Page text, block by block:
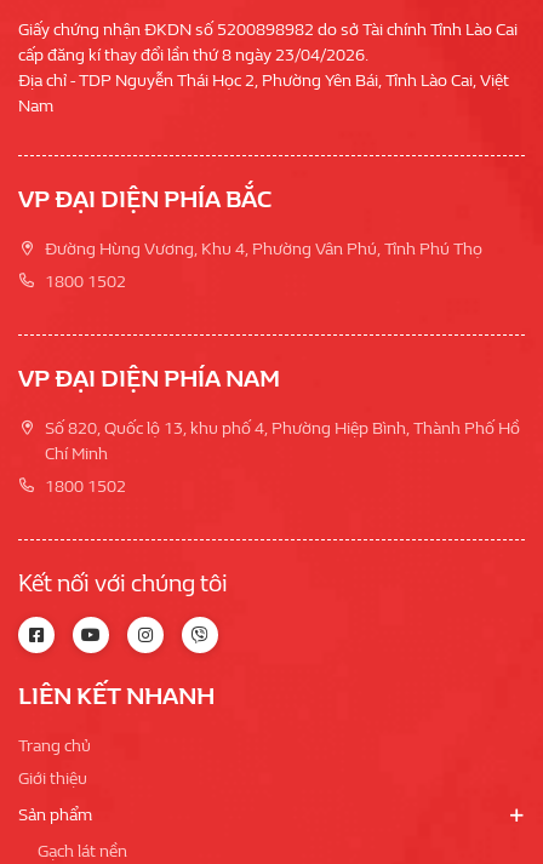
Giấy chứng nhận ĐKDN số 5200898982 do sở Tài chính Tỉnh Lào Cai
cấp đăng kí thay đổi lần thứ 8 ngày 23/04/2026.
Địa chỉ - TDP Nguyễn Thái Học 2, Phường Yên Bái, Tỉnh Lào Cai, Việt
Nam
VP ĐẠI DIỆN PHÍA BẮC
Đường Hùng Vương, Khu 4, Phường Vân Phú, Tỉnh Phú Thọ
1800 1502
VP ĐẠI DIỆN PHÍA NAM
Số 820, Quốc lộ 13, khu phố 4, Phường Hiệp Bình, Thành Phố Hồ
Chí Minh
1800 1502
Kết nối với chúng tôi
LIÊN KẾT NHANH
Trang chủ
Giới thiệu
Sản phẩm
Gạch lát nền